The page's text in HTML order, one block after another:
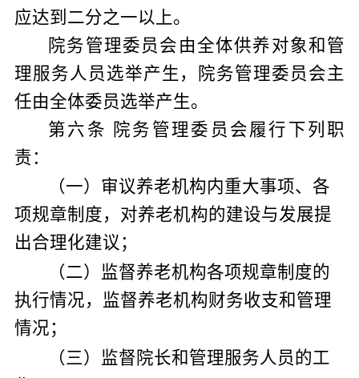
应达到二分之一以上。
院务管理委员会由全体供养对象和管
理服务人员选举产生，院务管理委员会主
任由全体委员选举产生。
第六条
院务管理委员会履行下列职
责：
（一） 审议养老机构内重大事项、各
项规章制度， 对养老机构的建设与发展提
出合理化建议 ；
（二） 监督养老机构各项规章制度的
执行情况， 监督养老机构财务收支和管理
情况；
（三） 监督院长和管理服务人员的工